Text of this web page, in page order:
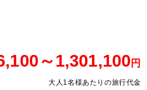
～1,301,100 円
大人1名様あたりの旅行代金